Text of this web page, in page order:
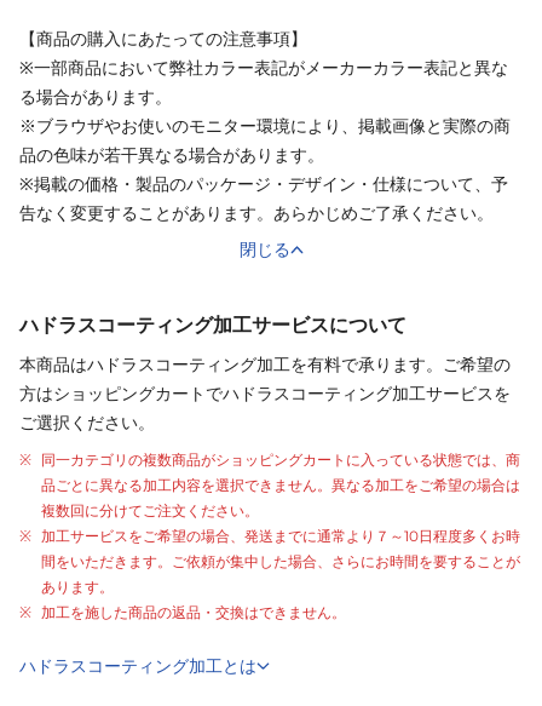
【商品の購入にあたっての注意事項】
※一部商品において弊社カラー表記がメーカーカラー表記と異な
る場合があります。
※ブラウザやお使いのモニター環境により、掲載画像と実際の商
品の色味が若干異なる場合があります。
※掲載の価格・製品のパッケージ・デザイン・仕様について、予
告なく変更することがあります。あらかじめご了承ください。
閉じる
ハドラスコーティング加工サービスについて
本商品はハドラスコーティング加工を有料で承ります。ご希望の
方はショッピングカートでハドラスコーティング加工サービスを
ご選択ください。
同一カテゴリの複数商品がショッピングカートに入っている状態では、商
品ごとに異なる加工内容を選択できません。異なる加工をご希望の場合は
複数回に分けてご注文ください。
加工サービスをご希望の場合、発送までに通常より ７～10日程度多くお時
間をいただきます。ご依頼が集中した場合、さらにお時間を要することが
あります。
加工を施した商品の返品・交換はできません。
ハドラスコーティング加工とは